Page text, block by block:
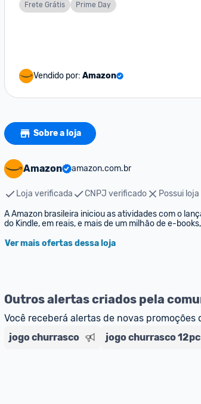
Frete Grátis Prime Day
Vendido por: Amazon
Sobre a loja
Amazon amazon.com.br
Loja verificada CNPJ verificado
Possui
A Amazon brasileira iniciou as atividades com o
do Kindle, em reais, e mais de um milhão de e-
Ver mais ofertas dessa loja
Outros alertas criados pela
Você receberá alertas de novas promoções
jogo churrasco
jogo churrasco 12pc